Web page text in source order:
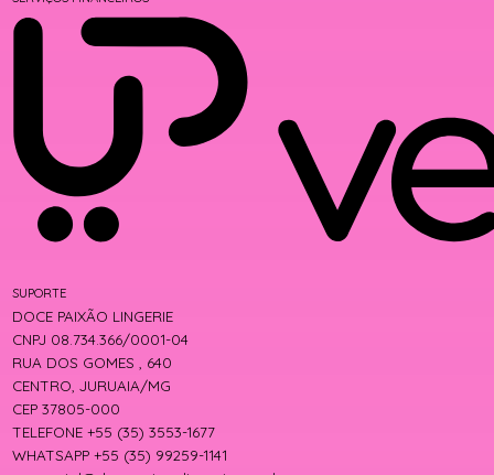
SUPORTE
DOCE PAIXÃO LINGERIE
CNPJ 08.734.366/0001-04
RUA DOS GOMES , 640
CENTRO, JURUAIA/MG
CEP 37805-000
TELEFONE +55 (35) 3553-1677
WHATSAPP +55 (35) 99259-1141